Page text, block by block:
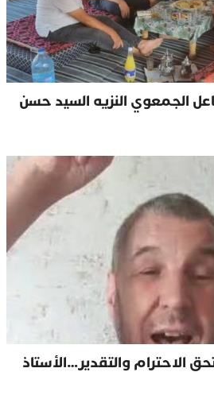
الجمعوي النزيه السيد حسن
والتقدير…الأستاذ